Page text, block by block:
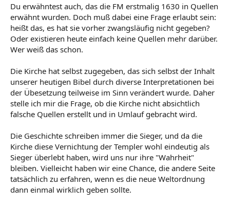
Du erwähntest auch, das die FM erstmalig 1630 in Quellen
erwähnt wurden. Doch muß dabei eine Frage erlaubt sein:
heißt das, es hat sie vorher zwangsläufig nicht gegeben?
Oder existieren heute einfach keine Quellen mehr darüber.
Wer weiß das schon.
Die Kirche hat selbst zugegeben, das sich selbst der Inhalt
unserer heutigen Bibel durch diverse Interpretationen bei
der Übesetzung teilweise im Sinn verändert wurde. Daher
stelle ich mir die Frage, ob die Kirche nicht absichtlich
falsche Quellen erstellt und in Umlauf gebracht wird.
Die Geschichte schreiben immer die Sieger, und da die
Kirche diese Vernichtung der Templer wohl eindeutig als
Sieger überlebt haben, wird uns nur ihre "Wahrheit"
bleiben. Vielleicht haben wir eine Chance, die andere Seite
tatsächlich zu erfahren, wenn es die neue Weltordnung
dann einmal wirklich geben sollte.